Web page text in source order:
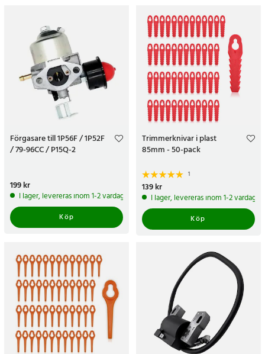
Förgasare till 1P56F / 1P52F
/ 79-96CC / P15Q-2
Pris:199 kr
199 kr
I lager, levereras inom 1-2 vardagar
Köp
Trimmerknivar i plast
85mm - 50-pack
1
Pris:139 kr
139 kr
I lager, levereras inom 1-2 vardagar
Köp